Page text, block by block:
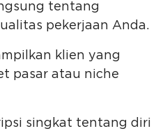
tentang
pekerjaan Anda.
klien yang
pasar atau niche
singkat tentang diri